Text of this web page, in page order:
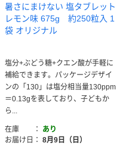
暑さにまけない 塩タブレット
レモン味 675g 約250粒入 1
袋 オリジナル
塩分+ぶどう糖+クエン酸が手軽に
補給できます。パッケージデザイ
ンの「130」は塩分相当量130ppm
＝0.13gを表しており、子どもか
ら...
在庫
あり
お届け日
8月9日（日）